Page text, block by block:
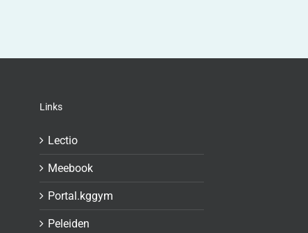
Links
Lectio
Meebook
Portal.kggym
Peleiden